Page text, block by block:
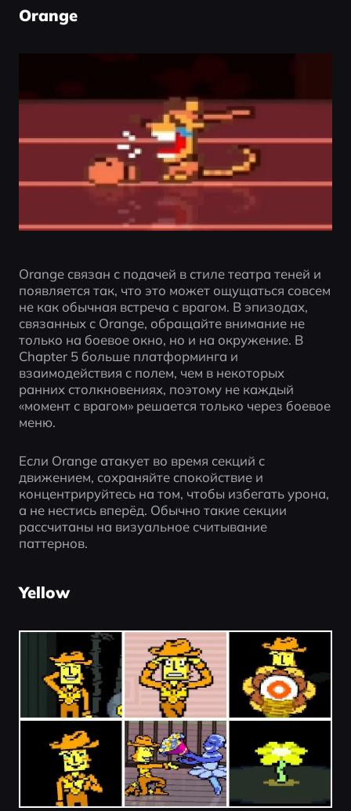
Orange
Orange связан с подачей в стиле театра теней и
появляется так, что это может ощущаться совсем
не как обычная встреча с врагом. В эпизодах,
связанных с Orange, обращайте внимание не
только на боевое окно, но и на окружение. В
Chapter 5 больше платформинга и
взаимодействия с полем, чем в некоторых
ранних столкновениях, поэтому не каждый
«момент с врагом» решается только через боевое
меню.
Если Orange атакует во время секций с
движением, сохраняйте спокойствие и
концентрируйтесь на том, чтобы избегать урона,
а не нестись вперёд. Обычно такие секции
рассчитаны на визуальное считывание
паттернов.
Yellow